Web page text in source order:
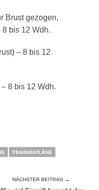
Brust gezogen,
bis 12 Wdh.
– 8 bis 12
8 bis 12 Wdh.
TRAINIGSPLÄNE
NÄCHSTER BEITRAG →